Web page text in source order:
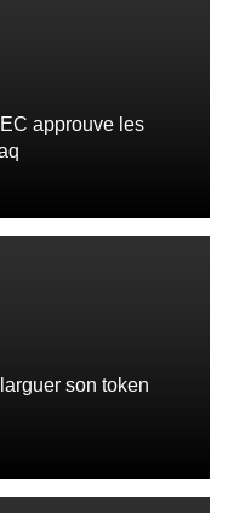
approuve les
son token